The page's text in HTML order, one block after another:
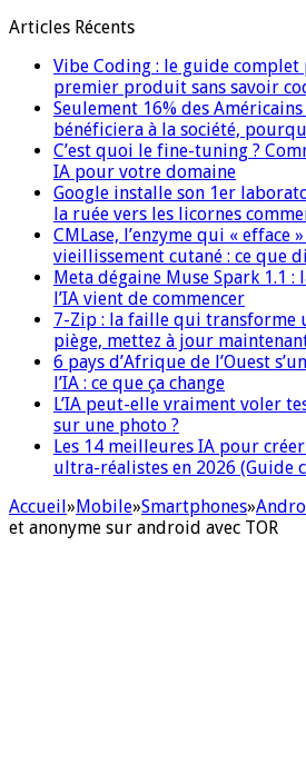
Articles Récents
Vibe Coding : le guide
premier produit sans savoir
Seulement 16% des
bénéficiera à la société,
C’est quoi le fine-tuning ?
IA pour votre domaine
Google installe son 1er
la ruée vers les licornes
CMLase, l’enzyme qui « efface
vieillissement cutané : ce que
Meta dégaine Muse Spark 1.1
l’IA vient de commencer
7-Zip : la faille qui transforme
piège, mettez à jour
6 pays d’Afrique de l’Ouest
l’IA : ce que ça change
L’IA peut-elle vraiment voler
sur une photo ?
Les 14 meilleures IA pour
ultra-réalistes en 2026 (Guide
Accueil»Mobile»Smartphones»
et anonyme sur android avec TOR